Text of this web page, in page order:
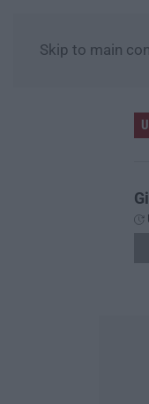
Skip to main